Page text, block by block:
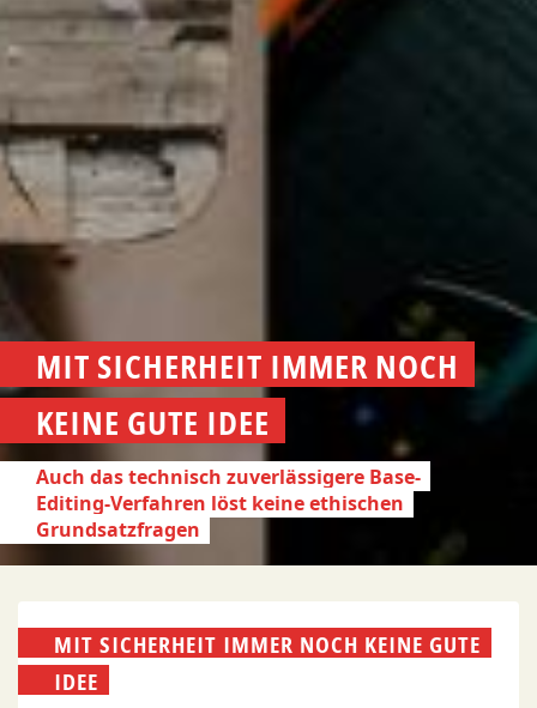
MIT SICHERHEIT IMMER NOCH
KEINE GUTE IDEE
Auch das technisch zuverlässigere Base-
Editing-Verfahren löst keine ethischen
Grundsatzfragen
MIT SICHERHEIT IMMER NOCH KEINE GUTE
IDEE